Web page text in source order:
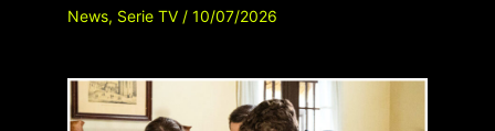
News, Serie TV/ 10/07/2026